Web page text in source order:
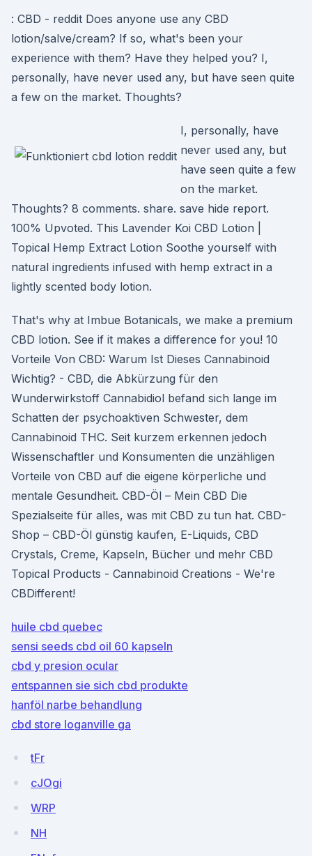
: CBD - reddit Does anyone use any CBD
lotion/salve/cream? If so, what's been your
experience with them? Have they helped you? I,
personally, have never used any, but have seen quite
a few on the market. Thoughts?
I, personally, have
never used any, but
have seen quite a few
on the market.
Thoughts? 8 comments. share. save hide report.
100% Upvoted. This Lavender Koi CBD Lotion |
Topical Hemp Extract Lotion Soothe yourself with
natural ingredients infused with hemp extract in a
lightly scented body lotion.
That's why at Imbue Botanicals, we make a premium
CBD lotion. See if it makes a difference for you! 10
Vorteile Von CBD: Warum Ist Dieses Cannabinoid
Wichtig? - CBD, die Abkürzung für den
Wunderwirkstoff Cannabidiol befand sich lange im
Schatten der psychoaktiven Schwester, dem
Cannabinoid THC. Seit kurzem erkennen jedoch
Wissenschaftler und Konsumenten die unzähligen
Vorteile von CBD auf die eigene körperliche und
mentale Gesundheit. CBD-Öl – Mein CBD Die
Spezialseite für alles, was mit CBD zu tun hat. CBD-
Shop – CBD-Öl günstig kaufen, E-Liquids, CBD
Crystals, Creme, Kapseln, Bücher und mehr CBD
Topical Products - Cannabinoid Creations - We're
CBDifferent!
huile cbd quebec
sensi seeds cbd oil 60 kapseln
cbd y presion ocular
entspannen sie sich cbd produkte
hanföl narbe behandlung
cbd store loganville ga
tFr
cJOgi
WRP
NH